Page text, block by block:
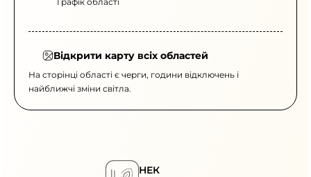
Відкрити карту всіх областей
На сторінці області є черги, години відключень і
найближчі зміни світла.
НЕК